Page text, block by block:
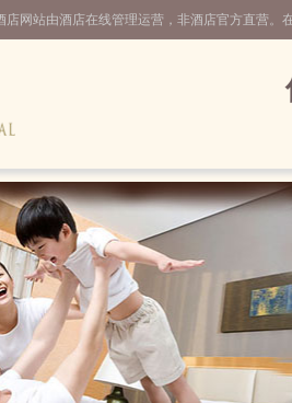
店网站由酒店在线管理运营，非酒店官方直营。